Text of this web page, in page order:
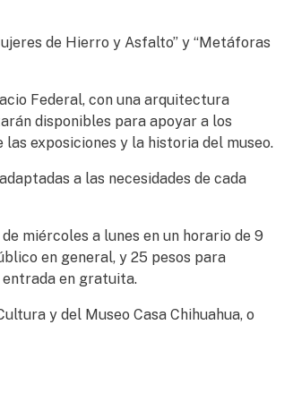
de Hierro y Asfalto” y “Metáforas
Federal, con una arquitectura
disponibles para apoyar a los
exposiciones y la historia del museo.
a las necesidades de cada
miércoles a lunes en un horario de 9
en general, y 25 pesos para
entrada en gratuita.
y del Museo Casa Chihuahua, o